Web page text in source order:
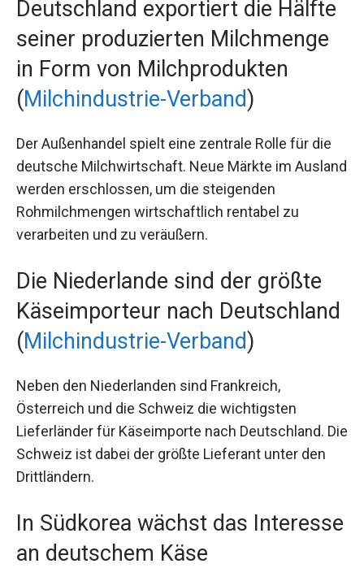
Deutschland exportiert die Hälfte
seiner produzierten Milchmenge
in Form von Milchprodukten
(Milchindustrie-Verband)
Der Außenhandel spielt eine zentrale Rolle für die
deutsche Milchwirtschaft. Neue Märkte im Ausland
werden erschlossen, um die steigenden
Rohmilchmengen wirtschaftlich rentabel zu
verarbeiten und zu veräußern.
Die Niederlande sind der größte
Käseimporteur nach Deutschland
(Milchindustrie-Verband)
Neben den Niederlanden sind Frankreich,
Österreich und die Schweiz die wichtigsten
Lieferländer für Käseimporte nach Deutschland. Die
Schweiz ist dabei der größte Lieferant unter den
Drittländern.
In Südkorea wächst das Interesse
an deutschem Käse